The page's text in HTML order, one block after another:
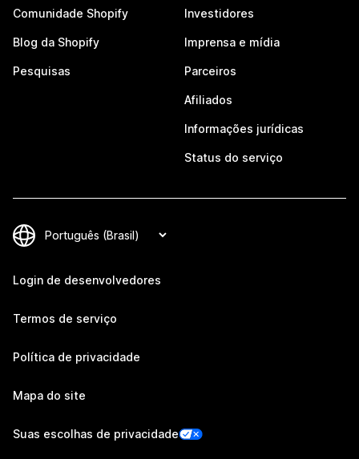
Comunidade Shopify
Blog da Shopify
Pesquisas
Investidores
Imprensa e mídia
Parceiros
Afiliados
Informações jurídicas
Status do serviço
Login de desenvolvedores
Termos de serviço
Política de privacidade
Mapa do site
Suas escolhas de privacidade